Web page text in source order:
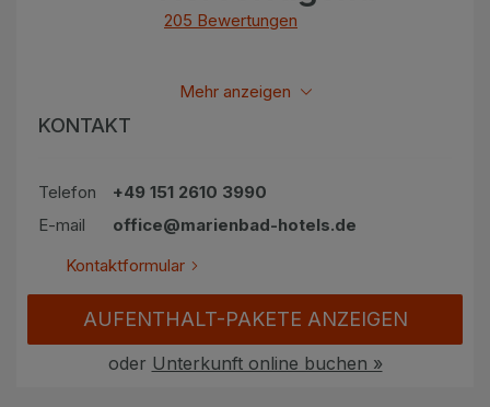
205 Bewertungen
Alle bewertungen anzeigen
Mehr anzeigen
KONTAKT
Telefon
+49 151 2610 3990
E-mail
office@marienbad-hotels.de
Kontaktformular
AUFENTHALT-PAKETE ANZEIGEN
oder Unterkunft online buchen »